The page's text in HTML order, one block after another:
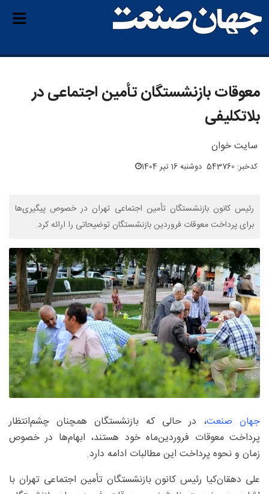
معوقات بازنشستگان تأمین اجتماعی در
بلاتکلیفی
سایت خوان
کدخبر: 543760 دوشنبه 16 تیر 1404
رئیس کانون بازنشستگان تأمین اجتماعی تهران در خصوص پیگیری‌ها
برای پرداخت معوقات فروردین بازنشستگان توضیحاتی را ارائه کرد.
جهان صنعت، در حالی که بازنشستگان همچنان چشم‌انتظار
پرداخت معوقات فروردین‌ماه خود هستند، ابهام‌ها در خصوص
زمان و نحوه پرداخت این مطالبات ادامه دارد.
علی دهقان‌کیا رئیس کانون بازنشستگان تأمین اجتماعی تهران با